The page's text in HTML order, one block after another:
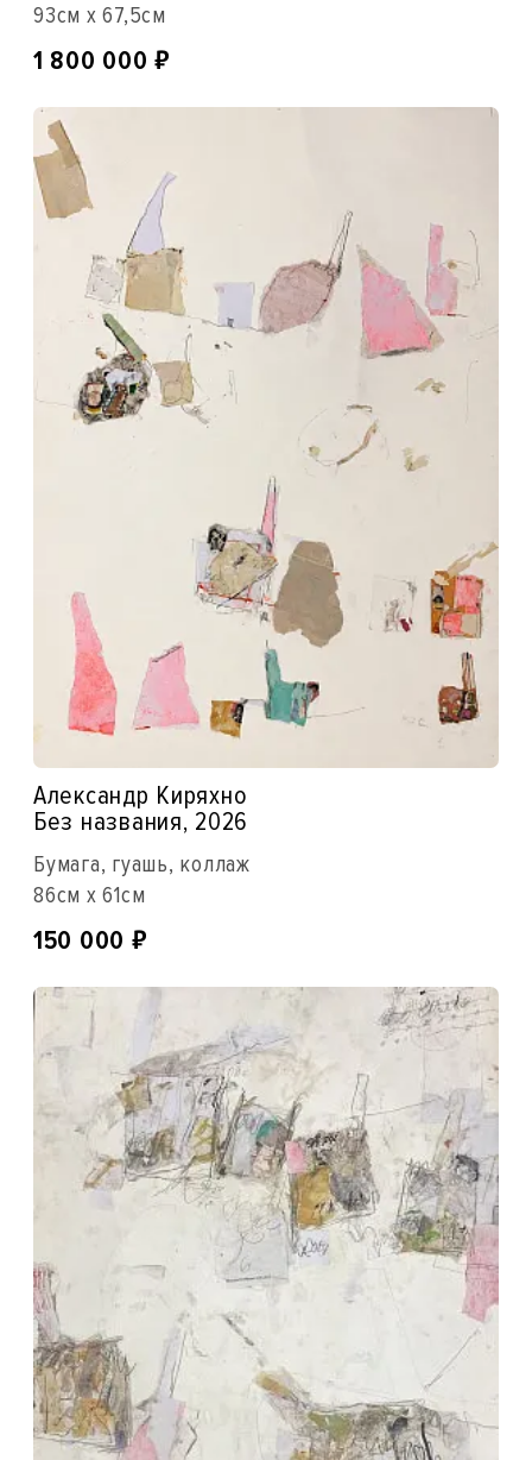
93см x 67,5см
1 800 000₽
Александр Киряхно
Без названия, 2026
Бумага, гуашь, коллаж
86см x 61см
150 000 ₽